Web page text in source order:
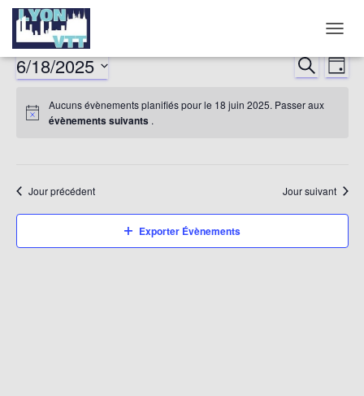
LA
et
de
vues
RECHERCHE
JOUR
6/18/2025
une
date.
Aucuns évènements planifiés pour le 18 juin 2025. Passer aux
évènements suivants .
Jour précédent Jour suivant
Exporter Évènements